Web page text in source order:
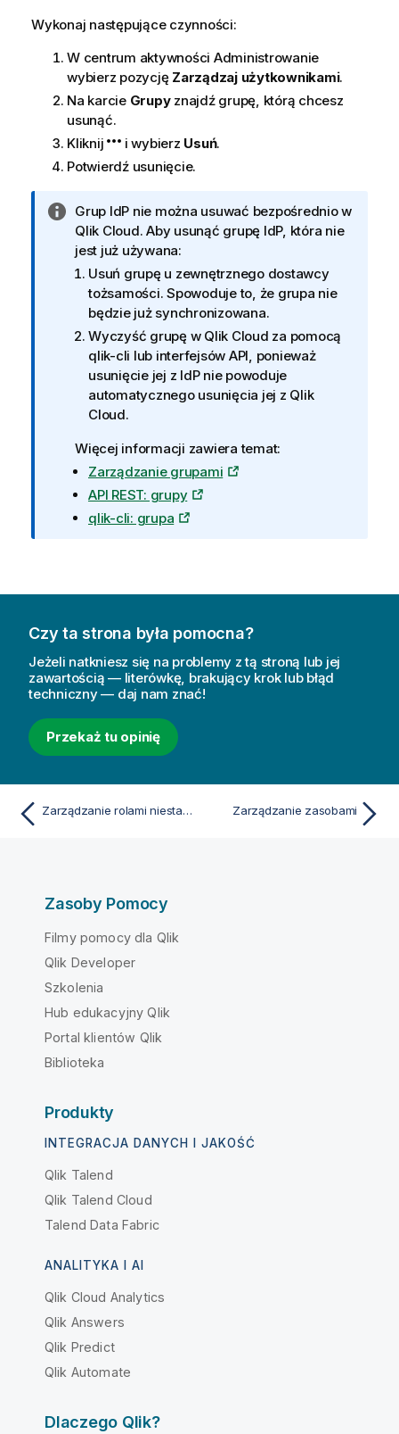
Wykonaj następujące czynności:
W centrum aktywności Administrowanie
wybierz pozycję Zarządzaj użytkownikami.
Na karcie Grupyznajdź grupę, którą chcesz
usunąć.
Kliknij
i wybierz Usuń.
Potwierdź usunięcie.
I
n
f
o
a
Grup IdP nie można usuwać bezpośrednio w
Qlik Cloud. Aby usunąć grupę IdP, która nie
jest już używana:
Usuń grupę u zewnętrznego dostawcy
tożsamości. Spowoduje to, że grupa nie
będzie już synchronizowana.
Wyczyść grupę w Qlik Cloud za pomocą
qlik-cli lub interfejsów API, ponieważ
usunięcie jej z IdP nie powoduje
automatycznego usunięcia jej z Qlik
Cloud.
Więcej informacji zawiera temat:
Zarządzanie grupami
API REST: grupy
qlik-cli: grupa
Czy ta strona była pomocna?
Jeżeli natkniesz się na problemy z tą stroną lub jej
zawartością — literówkę, brakujący krok lub błąd
techniczny — daj nam znać!
Przekaż tu opinię
Zarządzanie rolami niestandardowymi Zarządzanie zasobami
Zasoby Pomocy
Filmy pomocy dla Qlik
Qlik Developer
Szkolenia
Hub edukacyjny Qlik
Portal klientów Qlik
Biblioteka
Produkty
INTEGRACJA DANYCH I JAKOŚĆ
Qlik Talend
Qlik Talend Cloud
Talend Data Fabric
ANALITYKA I AI
Qlik Cloud Analytics
Qlik Answers
Qlik Predict
Qlik Automate
Dlaczego Qlik?